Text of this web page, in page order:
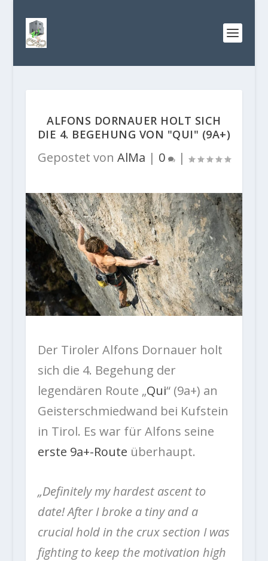
ALFONS DORNAUER HOLT SICH
DIE 4. BEGEHUNG VON "QUI" (9A+)
Gepostet von AlMa | 0 |
Der Tiroler Alfons Dornauer holt
sich die 4. Begehung der
legendären Route „Qui“ (9a+) an
Geisterschmiedwand bei Kufstein
in Tirol. Es war für Alfons seine
erste 9a+-Route überhaupt.
„Definitely my hardest ascent to
date! After I broke a tiny and a
crucial hold in the crux section I was
fighting to keep the motivation high